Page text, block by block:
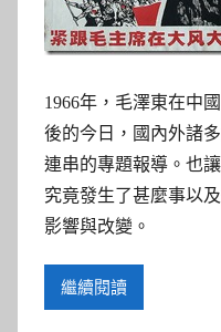
參
服
務
部
落
1966年，毛澤東在中
後的今日，國內外諸
連串的專題報導。也
究竟發生了甚麼事以
影響與改變。
繼續閱讀